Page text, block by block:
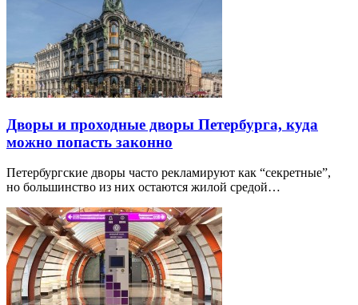
Дворы и проходные дворы Петербурга, куда
можно попасть законно
Петербургские дворы часто рекламируют как “секретные”,
но большинство из них остаются жилой средой…